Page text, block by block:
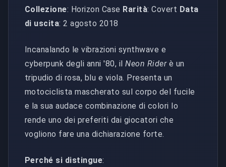
Collezione: Horizon Case Rarità: Covert Data
di uscita: 2 agosto 2018
Incanalando le vibrazioni synthwave e
cyberpunk degli anni '80, ilNeon Riderè un
tripudio di rosa, blu e viola. Presenta un
motociclista mascherato sul corpo del fucile
e la sua audace combinazione di colori lo
rende uno dei preferiti dai giocatori che
vogliono fare una dichiarazione forte.
Perché si distingue: